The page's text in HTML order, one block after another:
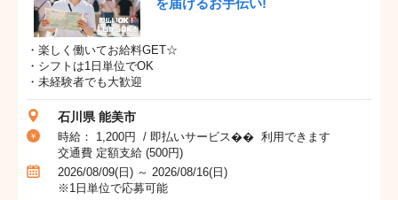
・楽しく働いてお給料GET☆
・シフトは1日単位でOK
・未経験者でも大歓迎
石川県 能美市
時給： 1,200円 / 即払いサービス�� 利用できます
交通費 定額支給 (500円)
2026/08/09(日) ～ 2026/08/16(日)
※1日単位で応募可能